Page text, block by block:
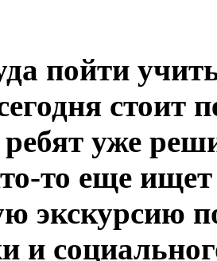
пойти
стоит
уже
то еще
экскурсию
и